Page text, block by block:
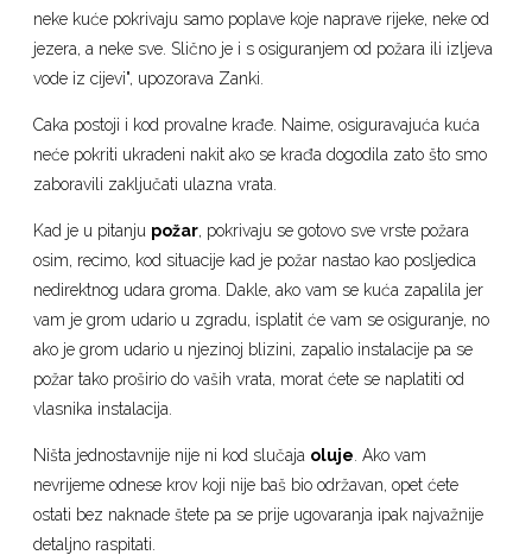
neke kuće pokrivaju samo poplave koje naprave rijeke, neke od
jezera, a neke sve. Slično je i s osiguranjem od požara ili izljeva
vode iz cijevi", upozorava Zanki.
Caka postoji i kod provalne krađe. Naime, osiguravajuća kuća
neće pokriti ukradeni nakit ako se krađa dogodila zato što smo
zaboravili zaključati ulazna vrata.
Kad je u pitanju požar, pokrivaju se gotovo sve vrste požara
osim, recimo, kod situacije kad je požar nastao kao posljedica
nedirektnog udara groma. Dakle, ako vam se kuća zapalila jer
vam je grom udario u zgradu, isplatit će vam se osiguranje, no
ako je grom udario u njezinoj blizini, zapalio instalacije pa se
požar tako proširio do vaših vrata, morat ćete se naplatiti od
vlasnika instalacija.
Ništa jednostavnije nije ni kod slučaja oluje . Ako vam
nevrijeme odnese krov koji nije baš bio održavan, opet ćete
ostati bez naknade štete pa se prije ugovaranja ipak najvažnije
detaljno raspitati.